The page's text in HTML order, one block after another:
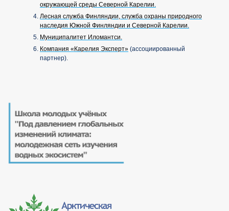
окружающей среды Северной Карелии.
Лесная служба Финляндии, служба охраны природного
наследия Южной Финляндии и Северной Карелии.
Муниципалитет Иломантси.
Компания «Карелия Эксперт» (ассоциированный
партнер).